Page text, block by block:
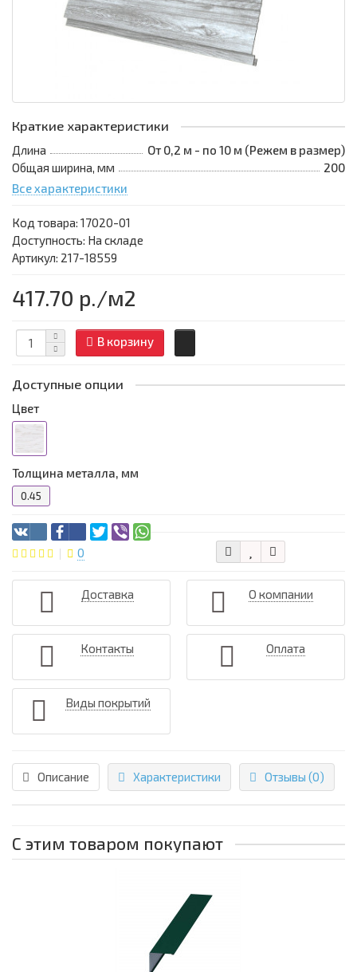
Краткие характеристики
Длина
От 0,2 м - по 10 м (Режем в размер)
Общая ширина, мм
200
Все характеристики
Код товара: 17020-01
Доступность: На складе
Артикул: 217-18559
417.70 р./м2
В корзину
Доступные опции
Цвет
Толщина металла, мм
0.45
0
Доставка О компании
Контакты Оплата
Виды покрытий
Описание Характеристики Отзывы (0)
С этим товаром покупают